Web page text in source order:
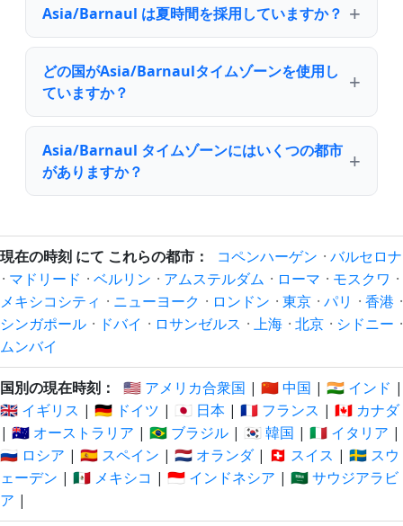
Asia/Barnaul は夏時間を採用していますか？
どの国がAsia/Barnaulタイムゾーンを使用し
ていますか？
Asia/Barnaul タイムゾーンにはいくつの都市
がありますか？
現在の時刻 にて これらの都市： コペンハーゲン · バルセロナ
· マドリード · ベルリン · アムステルダム · ローマ · モスクワ ·
メキシコシティ · ニューヨーク · ロンドン · 東京 · パリ · 香港 ·
シンガポール · ドバイ · ロサンゼルス · 上海 · 北京 · シドニー ·
ムンバイ
国別の現在時刻： 🇺🇸 アメリカ合衆国 | 🇨🇳 中国 | 🇮🇳 インド |
🇬🇧 イギリス | 🇩🇪 ドイツ | 🇯🇵 日本 | 🇫🇷 フランス | 🇨🇦 カナダ
| 🇦🇺 オーストラリア | 🇧🇷 ブラジル | 🇰🇷 韓国 | 🇮🇹 イタリア |
🇷🇺 ロシア | 🇪🇸 スペイン | 🇳🇱 オランダ| 🇨🇭 スイス | 🇸🇪 スウ
ェーデン | 🇲🇽 メキシコ | 🇮🇩 インドネシア | 🇸🇦 サウジアラビ
ア |